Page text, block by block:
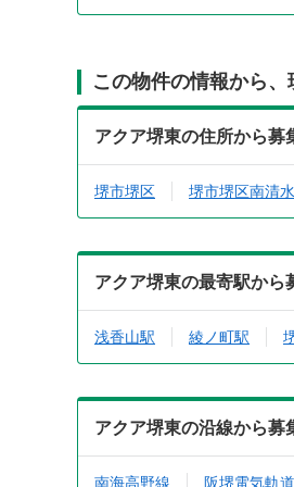
この物件の情報から
アクア堺東の住所から募
堺市堺区 堺市堺区南清
アクア堺東の最寄駅から
浅香山駅 綾ノ町駅
アクア堺東の沿線から募
南海高野線 阪堺電気軌